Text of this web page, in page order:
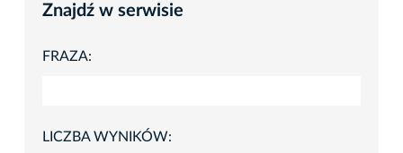
Znajdź w serwisie
FRAZA:
LICZBA WYNIKÓW: